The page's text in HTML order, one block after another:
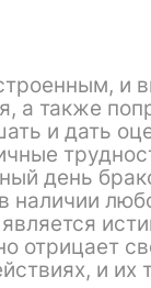
и
а также
и дать
день
наличии
отрицает
и